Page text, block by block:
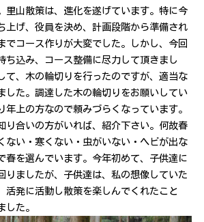
里山散策は、進化を遂げています。特に今
上げ、役員を決め、計画段階から準備され
でコース作りが大変でした。しかし、今回
ち込み、コース整備に尽力して頂きまし
て、木の輪切りを行ったのですが、適当な
した。調達した木の輪切りをお願いしてい
年上の方なので頼みづらくなっています。
り合いの方がいれば、紹介下さい。何故春
ない・寒くない・虫がいない・ヘビが出な
春を選んでいます。今年初めて、子供達に
りましたが、子供達は、私の想像していた
活発に活動し散策を楽しんでくれたこと
した。